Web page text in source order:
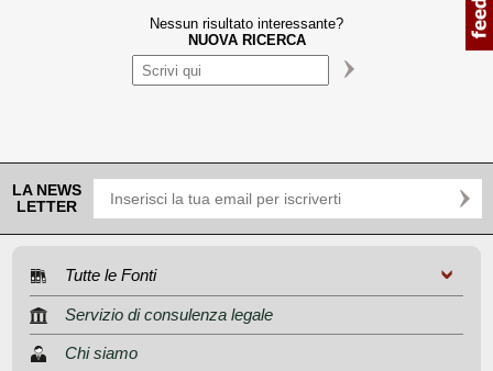
Nessun risultato interessante?
NUOVA RICERCA
LA NEWS
LETTER
Tutte le Fonti
Servizio di consulenza legale
Chi siamo